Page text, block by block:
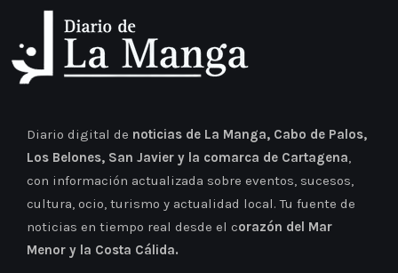
Diario digital de noticias de La Manga, Cabo de Palos,
Los Belones, San Javier y la comarca de Cartagena,
con información actualizada sobre eventos, sucesos,
cultura, ocio, turismo y actualidad local. Tu fuente de
noticias en tiempo real desde el corazón del Mar
Menor y la Costa Cálida.